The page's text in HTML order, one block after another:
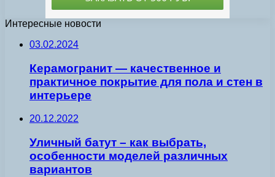
Интересные новости
03.02.2024
Керамогранит — качественное и
практичное покрытие для пола и стен в
интерьере
20.12.2022
Уличный батут – как выбрать,
особенности моделей различных
вариантов